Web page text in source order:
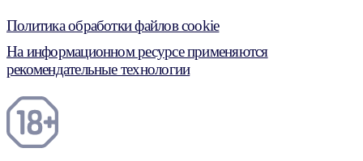
Политика обработки файлов cookie
На информационном ресурсе применяются
рекомендательные технологии